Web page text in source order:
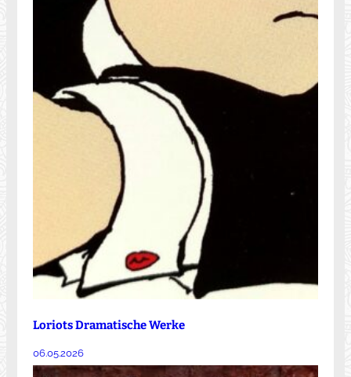
Loriots Dramatische Werke
06.05.2026